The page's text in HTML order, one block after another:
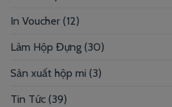
In Voucher (12)
Làm Hộp Đựng (30)
Sản xuất hộp mi (3)
Tin Tức (39)